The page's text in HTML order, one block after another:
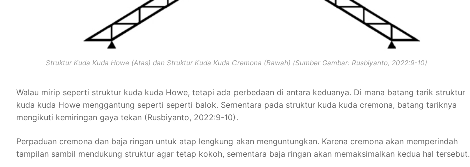
Struktur Kuda Kuda Howe (Atas) dan Struktur Kuda Kuda Cremona (Bawah) (Sumber Gambar: Rusbiyanto, 2022:9-10)
Walau mirip seperti struktur kuda kuda Howe, tetapi ada perbedaan di antara keduanya. Di mana batang tarik struktur
kuda kuda Howe menggantung seperti seperti balok. Sementara pada struktur kuda kuda cremona, batang tariknya
mengikuti kemiringan gaya tekan (Rusbiyanto, 2022:9-10).
Perpaduan cremona dan baja ringan untuk atap lengkung akan menguntungkan. Karena cremona akan memperindah
tampilan sambil mendukung struktur agar tetap kokoh, sementara baja ringan akan memaksimalkan kedua hal tersebut.